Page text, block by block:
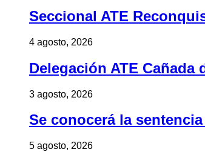
Seccional ATE
4 agosto, 2026
Delegación ATE
3 agosto, 2026
Se conocerá la
5 agosto, 2026